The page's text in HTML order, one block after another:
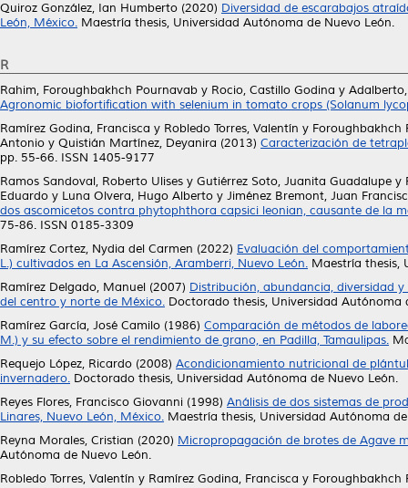
Quiroz González, Ian Humberto (2020) Diversidad de escarabajos
León, México. Maestría thesis, Universidad Autónoma de Nuevo León.
R
Rahim, Foroughbakhch Pournavab y Rocio, Castillo Godina y
Agronomic biofortification with selenium in tomato crops (Solanum
Ramírez Godina, Francisca y Robledo Torres, Valentín y Foroughbakhch
Antonio y Quistián Martínez, Deyanira (2013) Caracterización de
pp. 55-66. ISSN 1405-9177
Ramos Sandoval, Roberto Ulises y Gutiérrez Soto, Juanita Guadalupe y
Eduardo y Luna Olvera, Hugo Alberto y Jiménez Bremont, Juan
dos ascomicetos contra phytophthora capsici leonian, causante de la
75-86. ISSN 0185-3309
Ramírez Cortez, Nydia del Carmen (2022) Evaluación del
L.) cultivados en La Ascensión, Aramberri, Nuevo León. Maestría thesis,
Ramírez Delgado, Manuel (2007) Distribución, abundancia, diversidad
del centro y norte de México. Doctorado thesis, Universidad Autónoma
Ramírez García, José Camilo (1986) Comparación de métodos de
M.) y su efecto sobre el rendimiento de grano, en Padilla, Tamaulipas.
Requejo López, Ricardo (2008) Acondicionamiento nutricional de
invernadero. Doctorado thesis, Universidad Autónoma de Nuevo León.
Reyes Flores, Francisco Giovanni (1998) Análisis de dos sistemas de
Linares, Nuevo León, México. Maestría thesis, Universidad Autónoma
Reyna Morales, Cristian (2020) Micropropagación de brotes de Agave
Autónoma de Nuevo León.
Robledo Torres, Valentín y Ramírez Godina, Francisca y Foroughbakhch